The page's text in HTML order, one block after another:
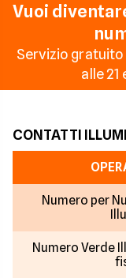
Vuoi
Servizio gratuito
alle 21
CONTATTI
Numero per
Numero Verde